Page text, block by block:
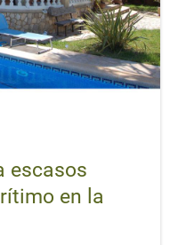
escasos
en la